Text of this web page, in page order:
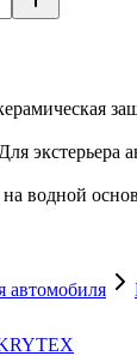
экстерьера
водной
автомобиля